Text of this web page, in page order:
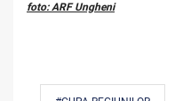
foto: ARF Ungheni